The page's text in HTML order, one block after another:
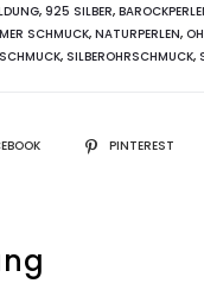
, 925 SILBER,
SCHMUCK, NATURPERLEN,
, SILBEROHRSCHMUCK,
PINTEREST